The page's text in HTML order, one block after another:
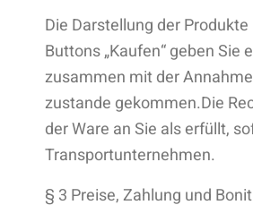
Die Darstellung der
Buttons „Kaufen“ geben
zusammen mit der
zustande gekommen.Die
der Ware an Sie als erfüllt,
Transportunternehmen.
§ 3 Preise, Zahlung und